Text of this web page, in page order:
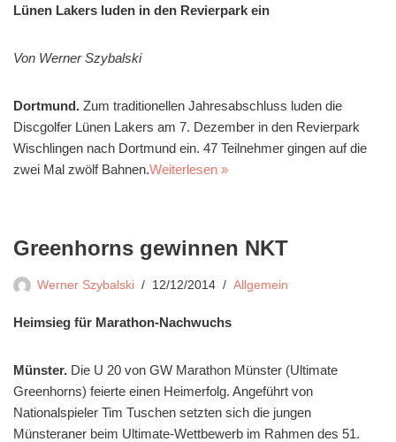
Lünen Lakers luden in den Revierpark ein
Von Werner Szybalski
Dortmund. Zum traditionellen Jahresabschluss luden die
Discgolfer Lünen Lakers am 7. Dezember in den Revierpark
Wischlingen nach Dortmund ein. 47 Teilnehmer gingen auf die
zwei Mal zwölf Bahnen.Weiterlesen »
Greenhorns gewinnen NKT
Werner Szybalski 12/12/2014 Allgemein
Heimsieg für Marathon-Nachwuchs
Münster. Die U 20 von GW Marathon Münster (Ultimate
Greenhorns) feierte einen Heimerfolg. Angeführt von
Nationalspieler Tim Tuschen setzten sich die jungen
Münsteraner beim Ultimate-Wettbewerb im Rahmen des 51.